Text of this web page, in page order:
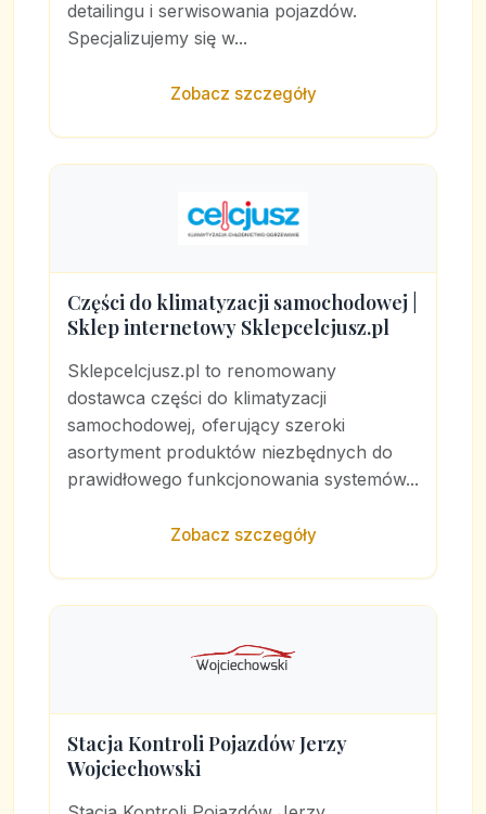
detailingu i serwisowania pojazdów.
Specjalizujemy się w...
Zobacz szczegóły
Części do klimatyzacji samochodowej |
Sklep internetowy Sklepcelcjusz.pl
Sklepcelcjusz.pl to renomowany
dostawca części do klimatyzacji
samochodowej, oferujący szeroki
asortyment produktów niezbędnych do
prawidłowego funkcjonowania systemów...
Zobacz szczegóły
Stacja Kontroli Pojazdów Jerzy
Wojciechowski